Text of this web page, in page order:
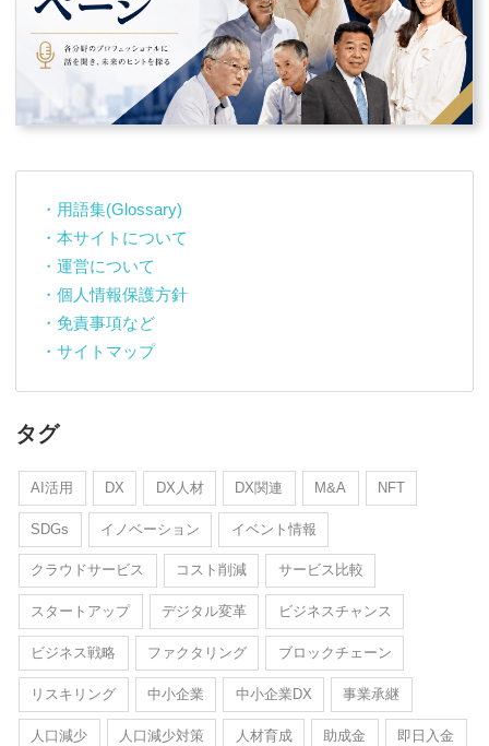
・用語集(Glossary)
・本サイトについて
・運営について
・個人情報保護方針
・免責事項など
・サイトマップ
タグ
AI活用 DX DX人材 DX関連 M&A NFT
SDGs イノベーション イベント情報
クラウドサービス コスト削減 サービス比較
スタートアップ デジタル変革 ビジネスチャンス
ビジネス戦略 ファクタリング ブロックチェーン
リスキリング 中小企業 中小企業DX 事業承継
人口減少 人口減少対策 人材育成 助成金 即日入金